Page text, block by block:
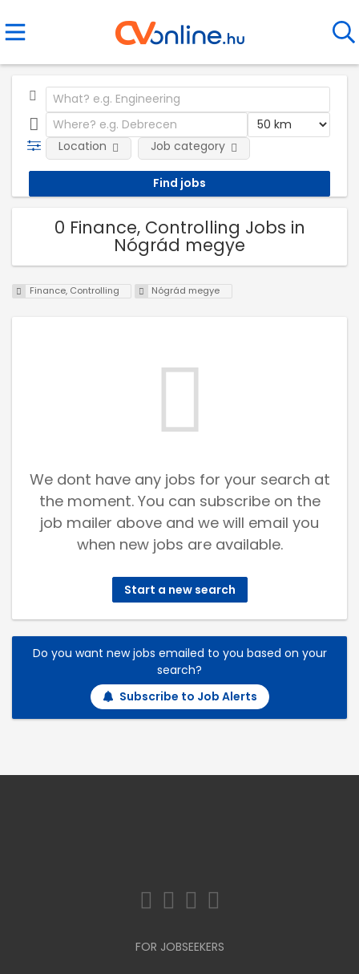
Location Job category
0 Finance, Controlling Jobs in
Nógrád megye
Finance, Controlling Nógrád megye
We dont have any jobs for your search at
the moment. You can subscribe on the
job mailer above and we will email you
when new jobs are available.
Start a new search
Do you want new jobs emailed to you based on your
search?
Subscribe to Job Alerts
FOR JOBSEEKERS